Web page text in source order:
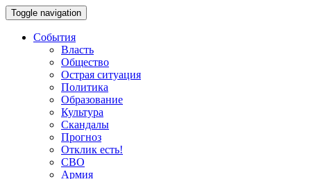
Toggle navigation
События
Власть
Общество
Острая ситуация
Политика
Образование
Культура
Скандалы
Прогноз
Отклик есть!
СВО
Армия